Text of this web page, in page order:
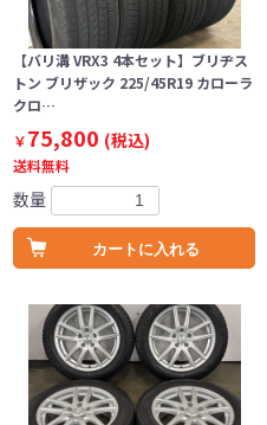
【バリ溝 VRX3 4本セット】ブリヂス
トン ブリザック 225/45R19 カローラ
クロ…
￥75,800 (税込)
送料無料
数量
カートに入れる